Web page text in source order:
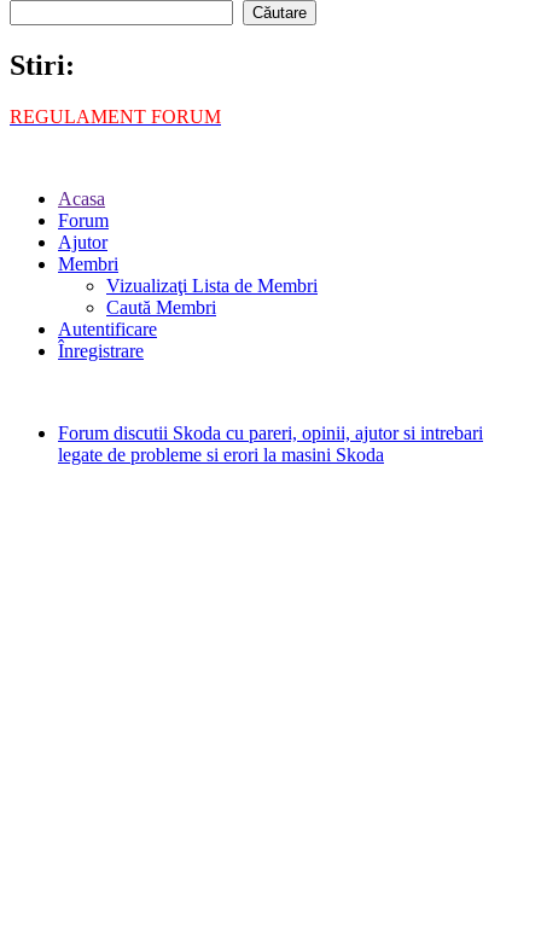
Stiri:
REGULAMENT FORUM
Acasa
Forum
Ajutor
Membri
Vizualizaţi Lista de Membri
Caută Membri
Autentificare
Înregistrare
Forum discutii Skoda cu pareri, opinii, ajutor si intrebari
legate de probleme si erori la masini Skoda